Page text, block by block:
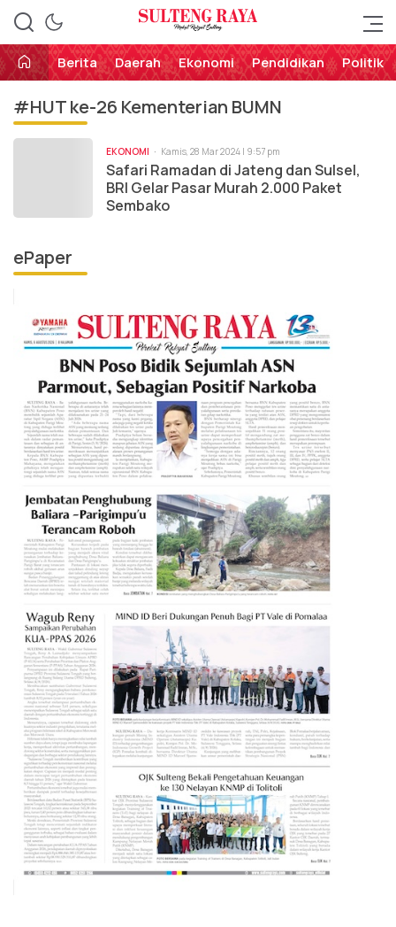
Sulteng Raya
Perekat Rakyat Sulteng
Berita
Daerah Ekonomi Pendidikan Politik
#HUT ke-26 Kementerian BUMN
EKONOMI Kamis, 28 Mar 2024 | 9:57 pm
Safari Ramadan di Jateng dan Sulsel,
BRI Gelar Pasar Murah 2.000 Paket
Sembako
ePaper